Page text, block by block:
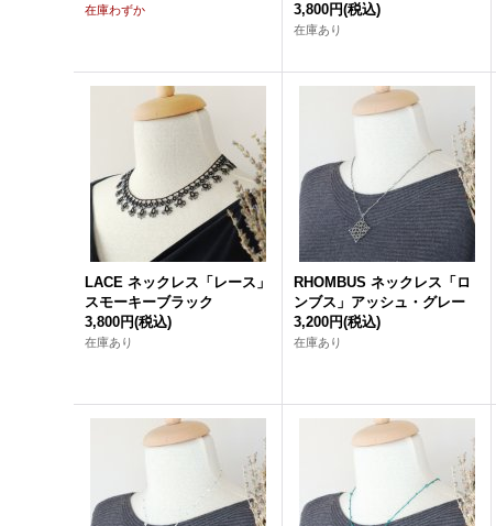
在庫わずか 3,800円(税込)
在庫あり
LACE ネックレス「レース」
スモーキーブラック
3,800円(税込)
在庫あり
RHOMBUS ネックレス「ロ
ンブス」アッシュ・グレー
3,200円(税込)
在庫あり